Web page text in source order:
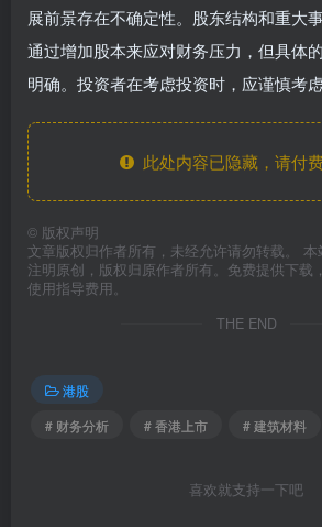
展前景存在不确定性。股东结构和重大
通过增加股本来应对财务压力，但具体
明确。投资者在考虑投资时，应谨慎考虑
此处内容已隐藏，请付
© 版权声明
文章版权归作者所有，未经允许请勿转载。
注明原创，版权归原作者所有。免费提供下载
使用指导费用。
THE END
港股
# 财务分析
# 香港上市 # 建筑材料
喜欢就支持一下吧